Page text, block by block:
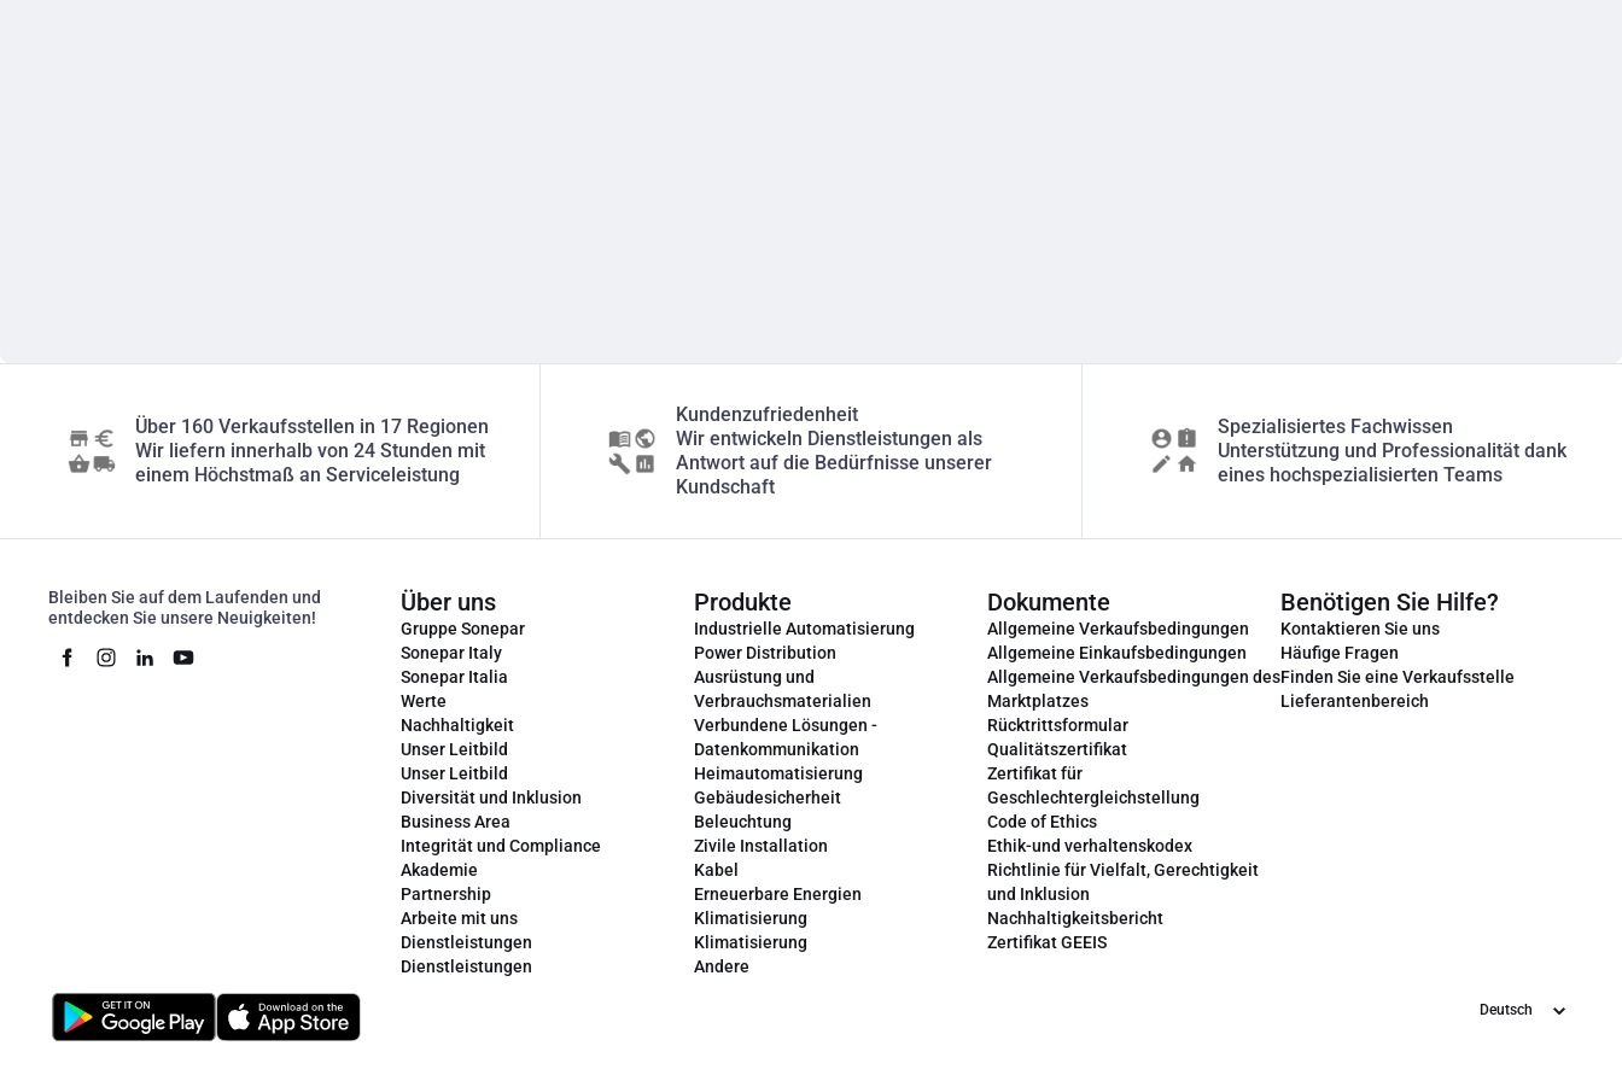
Über 160 Verkaufsstellen in 17 Regionen
Wir liefern innerhalb von 24 Stunden mit
einem Höchstmaß an Serviceleistung
Kundenzufriedenheit
Wir entwickeln Dienstleistungen als
Antwort auf die Bedürfnisse unserer
Kundschaft
Spezialisiertes Fachwissen
Unterstützung und Professionalität dank
eines hochspezialisierten Teams
Bleiben Sie auf dem Laufenden und
entdecken Sie unsere Neuigkeiten!
Über uns
Gruppe Sonepar
Sonepar Italy
Sonepar Italia
Werte
Nachhaltigkeit
Unser Leitbild
Unser Leitbild
Diversität und Inklusion
Business Area
Integrität und Compliance
Akademie
Partnership
Arbeite mit uns
Dienstleistungen
Dienstleistungen
Produkte
Industrielle Automatisierung
Power Distribution
Ausrüstung und
Verbrauchsmaterialien
Verbundene Lösungen -
Datenkommunikation
Heimautomatisierung
Gebäudesicherheit
Beleuchtung
Zivile Installation
Kabel
Erneuerbare Energien
Klimatisierung
Klimatisierung
Andere
Dokumente
Allgemeine Verkaufsbedingungen
Allgemeine Einkaufsbedingungen
Allgemeine Verkaufsbedingungen des
Marktplatzes
Rücktrittsformular
Qualitätszertifikat
Zertifikat für
Geschlechtergleichstellung
Code of Ethics
Ethik-und verhaltenskodex
Richtlinie für Vielfalt, Gerechtigkeit
und Inklusion
Nachhaltigkeitsbericht
Zertifikat GEEIS
Benötigen Sie Hilfe?
Kontaktieren Sie uns
Häufige Fragen
Finden Sie eine Verkaufsstelle
Lieferantenbereich
Sprache